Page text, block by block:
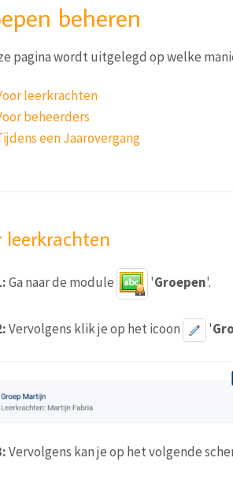
beheren
pagina wordt uitgelegd op welke
leerkrachten
beheerders
een Jaarovergang
leerkrachten
Ga naar de module 'Groepen'.
Vervolgens klik je op het icoon '
Vervolgens kan je op het volgende